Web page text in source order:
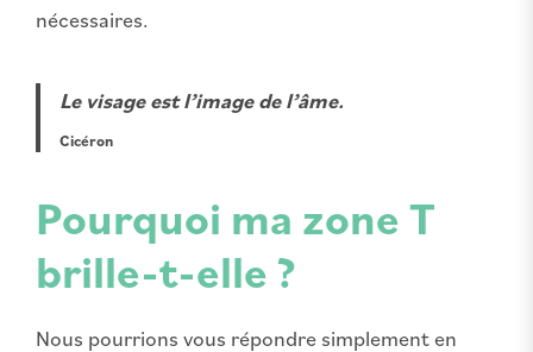
nécessaires.
Le visage est l’image de l’âme.
Cicéron
Pourquoi ma zone T
brille-t-elle ?
Nous pourrions vous répondre simplement en